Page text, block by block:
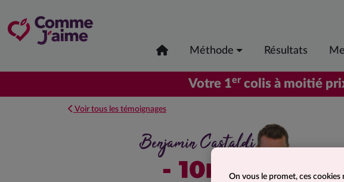
Méthode Résultats
Votre 1er colis à moitié
Voir tous les témoignages
Benjamin Castaldi
- 10kgOn vous le promet, ces